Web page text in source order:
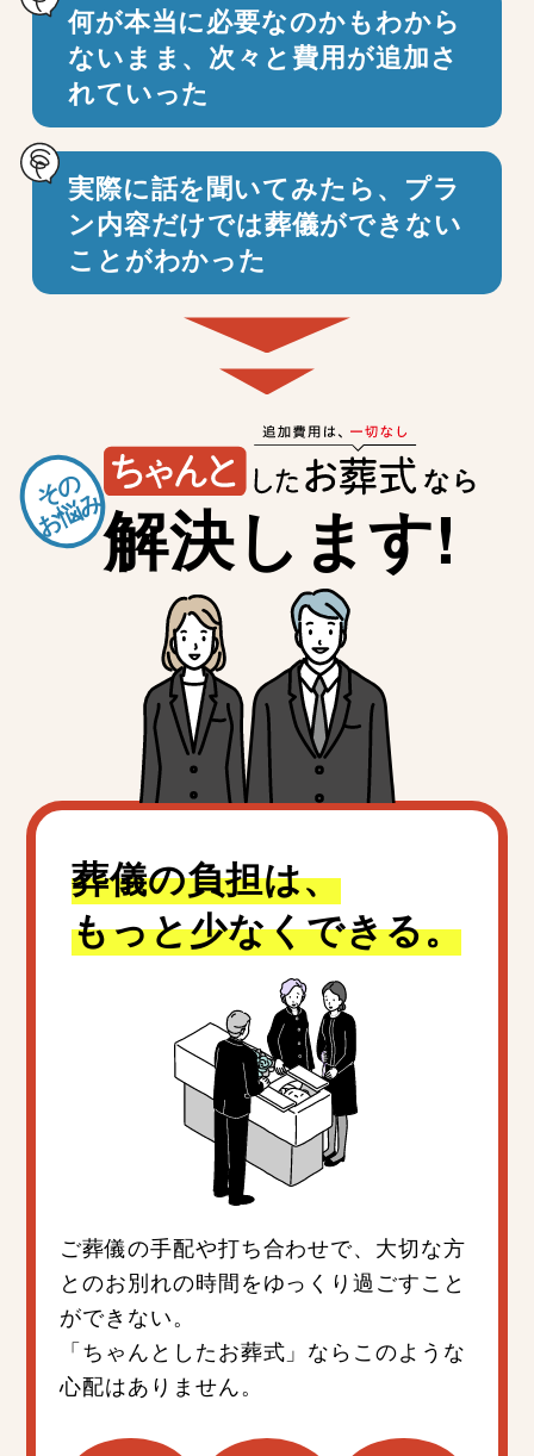
何が本当に必要なのかもわから
ないまま、 次々と費用が追加さ
れていった
実際に話を聞いてみたら、プラ
ン内容だけでは葬儀ができない
ことがわかった
その
お悩み
なら
解決します!
葬儀の負担は、
もっと少なくできる。
ご葬儀の手配や打ち合わせで、大切な方
とのお別れの時間をゆっくり過ごすこと
ができない。
「ちゃんとしたお葬式」ならこのような
心配はありません。